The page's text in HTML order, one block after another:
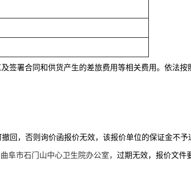
签署合同和供货产生的差旅费用等相关费用。依法按
回，否则询价函报价无效，该报价单位的保证金不予
阜市石门山中心卫生院办公室，过期无效，报价文件